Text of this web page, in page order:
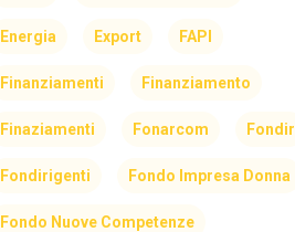
Energia Export FAPI
Finanziamenti Finanziamento
Finaziamenti Fonarcom Fondir
Fondirigenti Fondo Impresa Donna
Fondo Nuove Competenze